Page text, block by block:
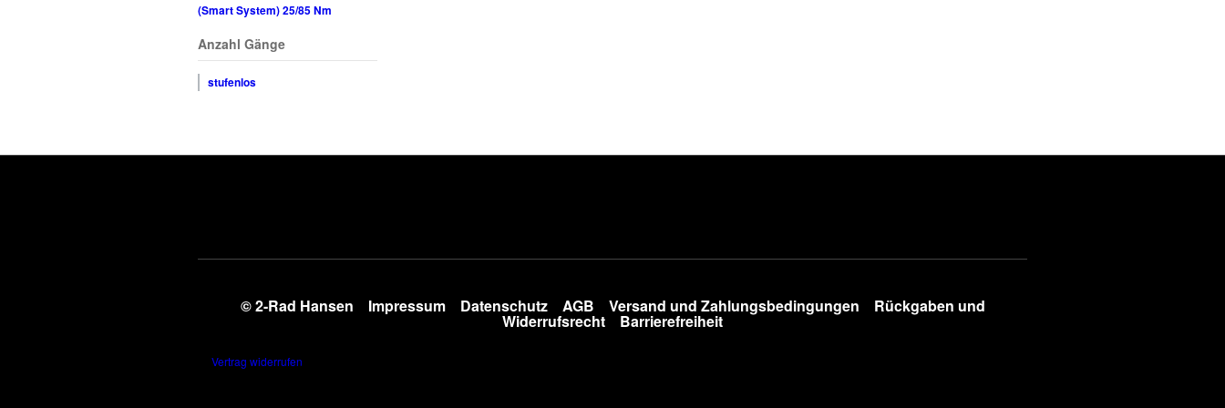
(Smart System) 25/85 Nm
Anzahl Gänge
stufenlos
© 2-Rad Hansen Impressum Datenschutz AGB Versand und Zahlungsbedingungen Rückgaben und
Widerrufsrecht Barrierefreiheit
Vertrag widerrufen